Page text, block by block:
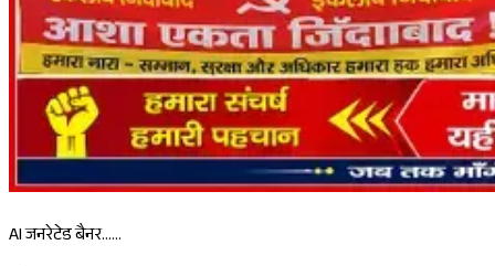
AI जनरेटेड बैनर......